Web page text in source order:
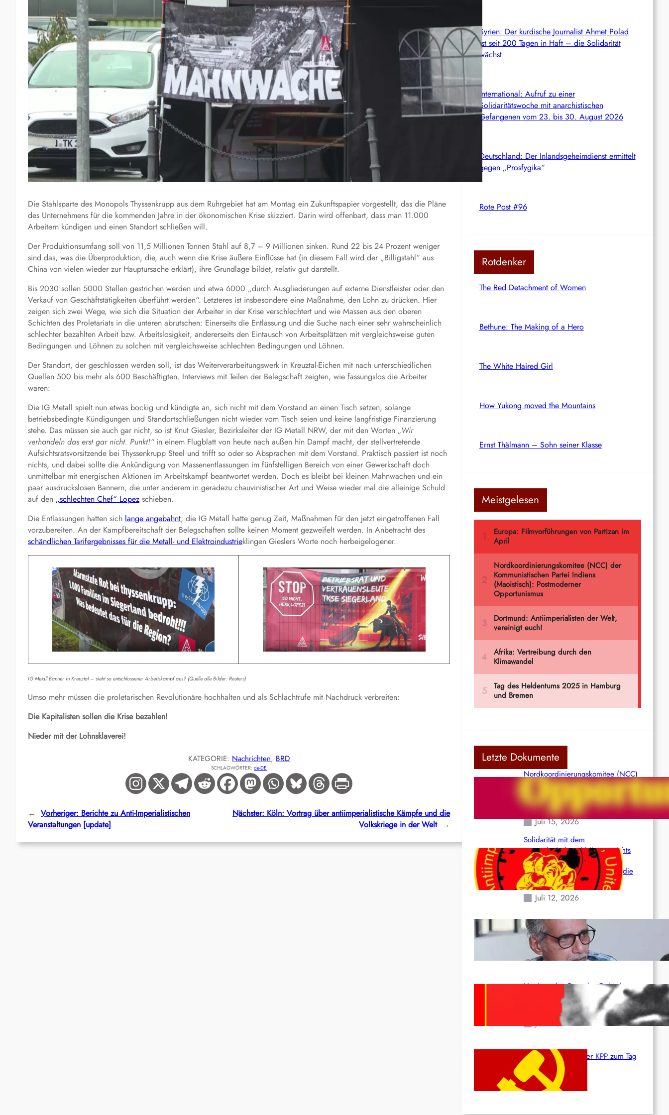
Die Stahlsparte des Monopols Thyssenkrupp aus dem Ruhrgebiet hat am Montag ein Zukunftspapier vorgestellt, das die Pläne
des Unternehmens für die kommenden Jahre in der ökonomischen Krise skizziert. Darin wird offenbart, dass man 11.000
Arbeitern kündigen und einen Standort schließen will.
Der Produktionsumfang soll von 11,5 Millionen Tonnen Stahl auf 8,7 – 9 Millionen sinken. Rund 22 bis 24 Prozent weniger
sind das, was die Überproduktion, die, auch wenn die Krise äußere Einflüsse hat (in diesem Fall wird der „Billigstahl“ aus
China von vielen wieder zur Hauptursache erklärt), ihre Grundlage bildet, relativ gut darstellt.
Bis 2030 sollen 5000 Stellen gestrichen werden und etwa 6000 „durch Ausgliederungen auf externe Dienstleister oder den
Verkauf von Geschäftstätigkeiten überführt werden“. Letzteres ist insbesondere eine Maßnahme, den Lohn zu drücken. Hier
zeigen sich zwei Wege, wie sich die Situation der Arbeiter in der Krise verschlechtert und wie Massen aus den oberen
Schichten des Proletariats in die unteren abrutschen: Einerseits die Entlassung und die Suche nach einer sehr wahrscheinlich
schlechter bezahlten Arbeit bzw. Arbeitslosigkeit, andererseits den Eintausch von Arbeitsplätzen mit vergleichsweise guten
Bedingungen und Löhnen zu solchen mit vergleichsweise schlechten Bedingungen und Löhnen.
Der Standort, der geschlossen werden soll, ist das Weiterverarbeitungswerk in Kreuztal-Eichen mit nach unterschiedlichen
Quellen 500 bis mehr als 600 Beschäftigten. Interviews mit Teilen der Belegschaft zeigten, wie fassungslos die Arbeiter
waren:
Die IG Metall spielt nun etwas bockig und kündigte an, sich nicht mit dem Vorstand an einen Tisch setzen, solange
betriebsbedingte Kündigungen und Standortschließungen nicht wieder vom Tisch seien und keine langfristige Finanzierung
stehe. Das müssen sie auch gar nicht, so ist Knut Giesler, Bezirksleiter der IG Metall NRW, der mit den Worten „Wir
verhandeln das erst gar nicht. Punkt!“in einem Flugblatt von heute nach außen hin Dampf macht, der stellvertretende
Aufsichtsratsvorsitzende bei Thyssenkrupp Steel und trifft so oder so Absprachen mit dem Vorstand. Praktisch passiert ist noch
nichts, und dabei sollte die Ankündigung von Massenentlassungen im fünfstelligen Bereich von einer Gewerkschaft doch
unmittelbar mit energischen Aktionen im Arbeitskampf beantwortet werden. Doch es bleibt bei kleinen Mahnwachen und ein
paar ausdruckslosen Bannern, die unter anderem in geradezu chauvinistischer Art und Weise wieder mal die alleinige Schuld
auf den „schlechten Chef“ Lopez schieben.
Die Entlassungen hatten sich lange angebahnt; die IG Metall hatte genug Zeit, Maßnahmen für den jetzt eingetroffenen Fall
vorzubereiten. An der Kampfbereitschaft der Belegschaften sollte keinen Moment gezweifelt werden. In Anbetracht des
schändlichen Tarifergebnisses für die Metall- und Elektroindustrieklingen Gieslers Worte noch herbeigelogener.
IG Metall Banner in Kreuztal – sieht so entschlossener Arbeitskampf aus? (Quelle alle Bilder: Reuters)
Umso mehr müssen die proletarischen Revolutionäre hochhalten und als Schlachtrufe mit Nachdruck verbreiten:
Die Kapitalisten sollen die Krise bezahlen!
Nieder mit der Lohnsklaverei!
KATEGORIE: Nachrichten, BRD
SCHLAGWÖRTER: de-DE
← Vorheriger: Berichte zu Anti-Imperialistischen
Veranstaltungen [update]
Nächster: Köln: Vortrag über antiimperialistische Kämpfe und die
Volkskriege in der Welt →
Syrien: Der kurdische Journalist Ahmet Polad
ist seit 200 Tagen in Haft – die Solidarität
wächst
International: Aufruf zu einer
Solidaritätswoche mit anarchistischen
Gefangenen vom 23. bis 30. August 2026
Deutschland: Der Inlandsgeheimdienst ermittelt
gegen „Prosfygika“
Rote Post #96
Rotdenker
The Red Detachment of Women
Bethune: The Making of a Hero
The White Haired Girl
How Yukong moved the Mountains
Ernst Thälmann – Sohn seiner Klasse
Meistgelesen
Letzte Dokumente
Nordkoordinierungskomitee (NCC)
der Kommunistischen Partei Indiens
(Maoistisch): Postmoderner
Opportunismus
Juli 15, 2026
Solidarität mit dem
venezolanischem Volk angesichts
der verlorenen Leben und der
katastrophalen Situation durch die
Erdbeben des 24. Juni!
Juli 12, 2026
Indien: „Die Politik der
Kapitulation“ von K. Murali (Ajith)
Juli 1, 2026
Vorsitzender Gonzalo: Gebt das
Leben für die Partei und die
Juni 19, 2026
Beschluss des ZK der KPP zum Tag
des Heldentums
Juni 19, 2026